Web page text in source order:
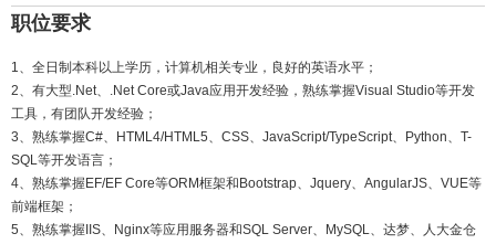
职位要求
1、全日制本科以上学历，计算机相关专业，良好的英语水平；
2、有大型.Net、.Net Core或Java应用开发经验，熟练掌握Visual Studio等开发
工具，有团队开发经验；
3、熟练掌握C#、HTML4/HTML5、CSS、JavaScript/TypeScript、Python、T-
SQL等开发语言；
4、熟练掌握EF/EF Core等ORM框架和Bootstrap、Jquery、AngularJS、VUE等
前端框架；
5、熟练掌握IIS、Nginx等应用服务器和SQL Server、MySQL、达梦、人大金仓